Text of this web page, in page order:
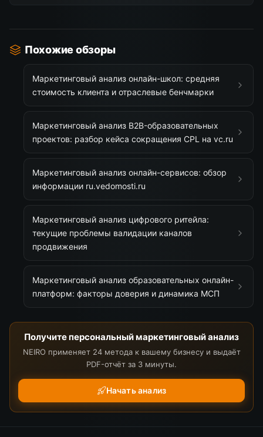
Похожие обзоры
Маркетинговый анализ онлайн-школ: средняя
стоимость клиента и отраслевые бенчмарки
Маркетинговый анализ B2B-образовательных
проектов: разбор кейса сокращения CPL на vc.ru
Маркетинговый анализ онлайн-сервисов: обзор
информации ru.vedomosti.ru
Маркетинговый анализ цифрового ритейла:
текущие проблемы валидации каналов
продвижения
Маркетинговый анализ образовательных онлайн-
платформ: факторы доверия и динамика МСП
Получите персональный маркетинговый анализ
NEIRO применяет 24 метода к вашему бизнесу и выдаёт
PDF-отчёт за 3 минуты.
Начать анализ